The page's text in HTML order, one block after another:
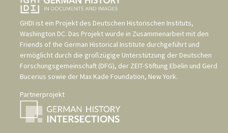
GHDI ist ein Projekt des Deutschen Historischen Instituts,
Washington DC. Das Projekt wurde in Zusammenarbeit mit den
Friends of the German Historical Institute durchgeführt und
ermöglicht durch die großzügige Unterstützung der Deutschen
Forschungsgemeinschaft (DFG), der ZEIT-Stiftung Ebelin und Gerd
Bucerius sowie der Max Kade Foundation, New York.
Partnerprojekt